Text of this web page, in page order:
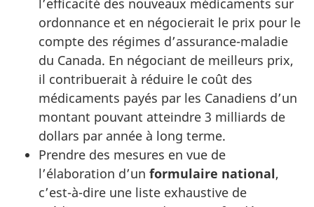
l’efficacité des nouveaux médicaments sur
ordonnance et en négocierait le prix pour le
compte des régimes d’assurance-maladie
du Canada. En négociant de meilleurs prix,
il contribuerait à réduire le coût des
médicaments payés par les Canadiens d’un
montant pouvant atteindre 3 milliards de
dollars par année à long terme.
Prendre des mesures en vue de
l’élaboration d’un formulaire national,
c’est-à-dire une liste exhaustive de